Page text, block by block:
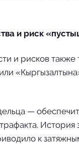
и риск
и рисков
—
История
к